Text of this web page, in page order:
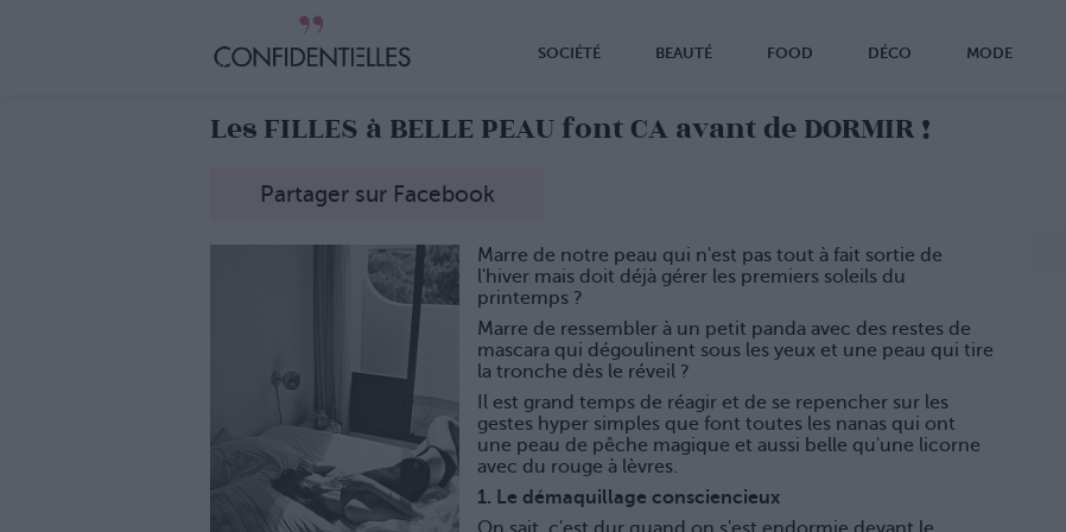
SOCIÉTÉ BEAUTÉ FOOD DÉCO MODE
Les FILLES à BELLE PEAU font CA avant de DORMIR !
Partager sur Facebook
Marre de notre peau qui n'est pas tout à fait sortie de
l'hiver mais doit déjà gérer les premiers soleils du
printemps ?
Marre de ressembler à un petit panda avec des restes de
mascara qui dégoulinent sous les yeux et une peau qui tire
la tronche dès le réveil ?
Il est grand temps de réagir et de se repencher sur les
gestes hyper simples que font toutes les nanas qui ont
une peau de pêche magique et aussi belle qu'une licorne
avec du rouge à lèvres.
1. Le démaquillage consciencieux